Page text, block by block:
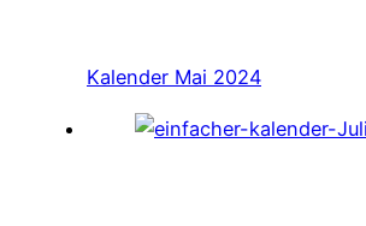
Kalender Mai 2024